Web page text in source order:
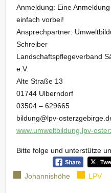
Anmeldung: Eine
einfach vorbei!
Ansprechpartner:
Schreiber
Landschaftspflegeverband
e.V.
Alte Straße 13
01744 Ulberndorf
03504 – 629665
bildung@lpv-
www.umweltbildung.lpv-
Bitte folge und unterstütze
Johannishöhe LPV